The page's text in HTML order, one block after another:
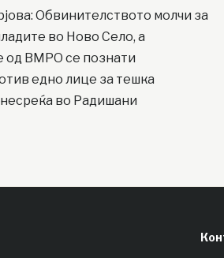
Обвинителството молчи за
во Ново Село, а
од ВМРО се познати
едно лице за тешка
во Радишани